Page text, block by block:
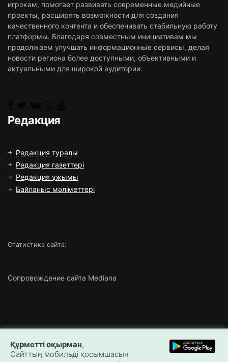
игрокам, помогает развивать современные медийные
проекты, расширять возможности для создания
качественного контента и обеспечивать стабильную работу
платформы. Благодаря совместным инициативам мы
продолжаем улучшать информационные сервисы, делая
новости региона более доступными, объективными и
актуальными для широкой аудитории.
Редакция
Редакция туралы
Редакция газеттері
Редакция ұжымы
Байланыс мәліметтері
Статистика сайта:
Сопровождение сайта Mediana
Құрметті оқырман,
Сайттың мобильді қосымшасын